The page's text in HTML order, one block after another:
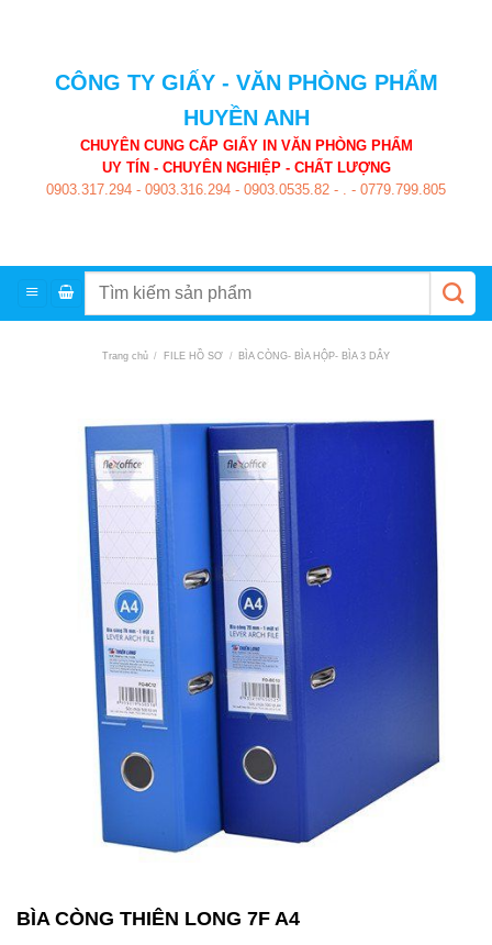
CÔNG TY GIẤY - VĂN PHÒNG PHẨM
HUYỀN ANH
CHUYÊN CUNG CẤP GIẤY IN VĂN PHÒNG PHẨM
UY TÍN - CHUYÊN NGHIỆP - CHẤT LƯỢNG
0903.317.294 - 0903.316.294 - 0903.0535.82 - . - 0779.799.805
Trang chủ / FILE HỒ SƠ / BÌA CÒNG- BÌA HỘP- BÌA 3 DÂY
BÌA CÒNG THIÊN LONG 7F A4